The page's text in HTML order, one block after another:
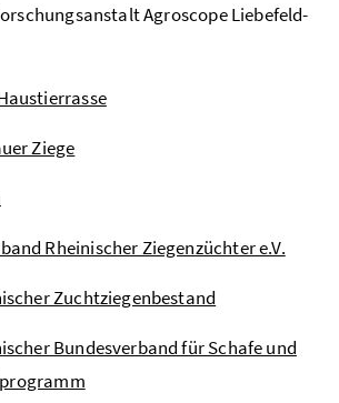
Agroscope Liebefeld-
Ziege
Rheinischer Ziegenzüchter e.V.
Zuchtziegenbestand
Bundesverband für Schafe und